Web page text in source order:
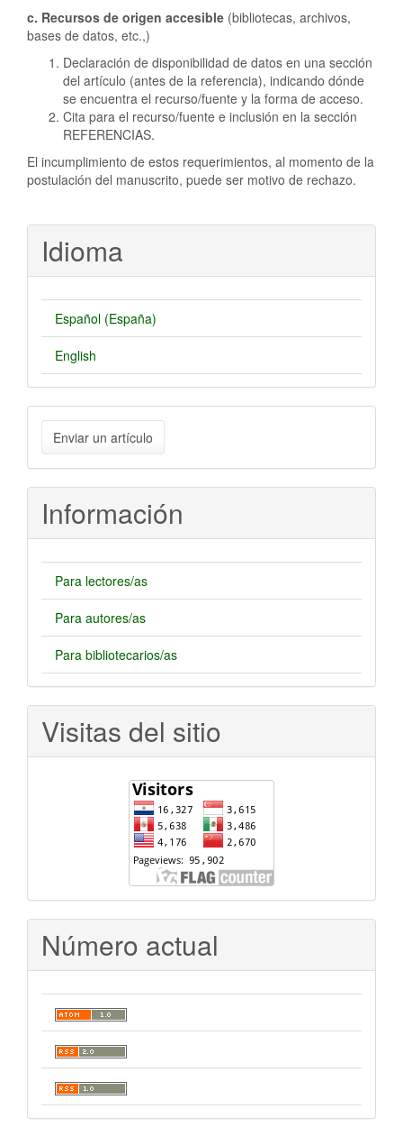
c. Recursos de origen accesible (bibliotecas, archivos,
bases de datos, etc.,)
Declaración de disponibilidad de datos en una sección
del artículo (antes de la referencia), indicando dónde
se encuentra el recurso/fuente y la forma de acceso.
Cita para el recurso/fuente e inclusión en la sección
REFERENCIAS.
El incumplimiento de estos requerimientos, al momento de la
postulación del manuscrito, puede ser motivo de rechazo.
Idioma
Español (España)
English
Enviar
un
artículo
Enviar un artículo
Información
Para lectores/as
Para autores/as
Para bibliotecarios/as
Visitas del sitio
Número actual